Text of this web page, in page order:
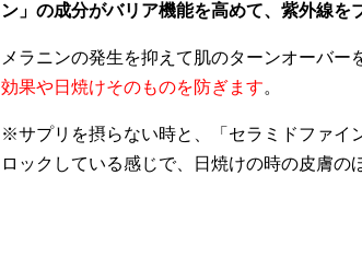
ン」の成分がバリア機能を高めて、紫外線を
メラニンの発生を抑えて肌のターンオーバー
効果や日焼けそのものを防ぎます。
※サプリを摂らない時と、「セラミドファイ
ロックしている感じで、日焼けの時の皮膚の